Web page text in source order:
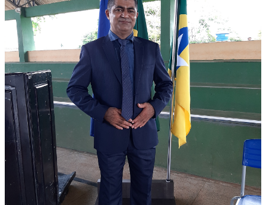
DESTAQUE2 semanas ago
Porto Velho entra no ranking das 50 cidades mais violentas do
mundo e acende alerta para a segurança pública
DESTAQUE2 semanas ago
Convenção que vai aclamar nome de Hildon Chaves ao Governo
do Estado será no dia 30 de julho
DESTAQUE2 semanas ago
Religioso da Copiosa Redenção morre aos 44 anos e será
velado em PG